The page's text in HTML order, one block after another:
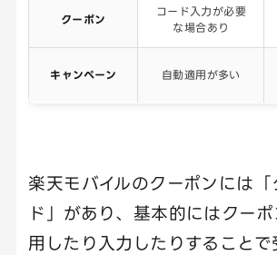
クーポン
コード入力が必要
な場合あり
キャンペーン 自動適用が多い
楽天モバイルのクーポンには「
ド」があり、基本的にはクー
用したり入力したりすることで